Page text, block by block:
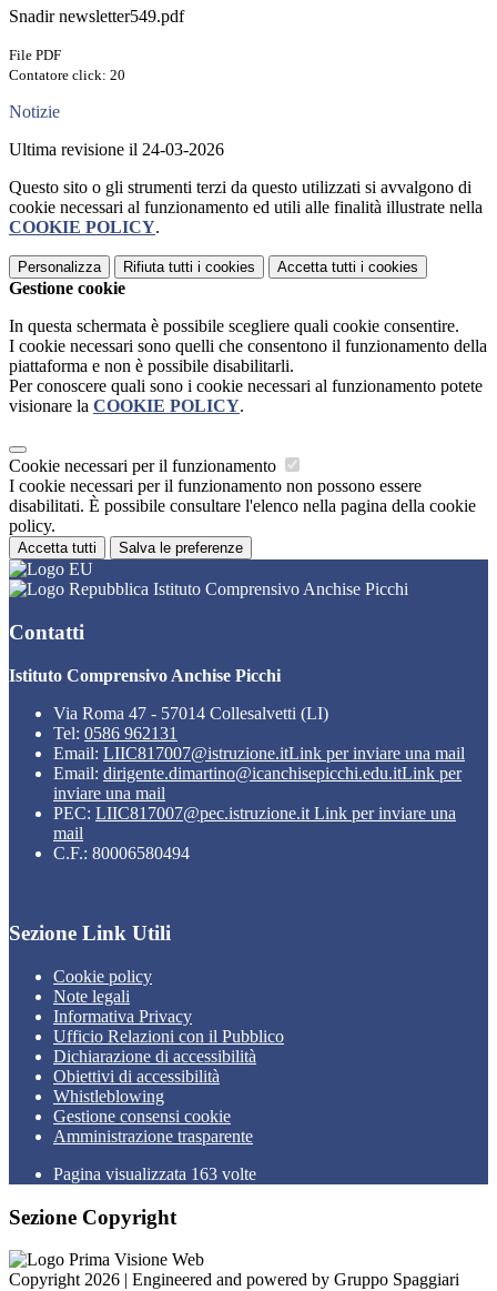
Snadir newsletter549.pdf
File PDF
Contatore click: 20
Notizie
Ultima revisione il 24-03-2026
Questo sito o gli strumenti terzi da questo utilizzati si avvalgono di
cookie necessari al funzionamento ed utili alle finalità illustrate nella
COOKIE POLICY.
Personalizza Rifiuta tutti i cookies Accetta tutti i cookies
Gestione cookie
In questa schermata è possibile scegliere quali cookie consentire.
I cookie necessari sono quelli che consentono il funzionamento della
piattaforma e non è possibile disabilitarli.
Per conoscere quali sono i cookie necessari al funzionamento potete
visionare la COOKIE POLICY.
Cookie necessari per il funzionamento
I cookie necessari per il funzionamento non possono essere
disabilitati. È possibile consultare l'elenco nella pagina della cookie
policy.
Accetta tutti Salva le preferenze
Istituto Comprensivo Anchise Picchi
Contatti
Istituto Comprensivo Anchise Picchi
Via Roma 47 - 57014 Collesalvetti (LI)
Tel: 0586 962131
Email: LIIC817007@istruzione.itLink per inviare una mail
Email: dirigente.dimartino@icanchisepicchi.edu.itLink per
inviare una mail
PEC: LIIC817007@pec.istruzione.it Link per inviare una
mail
C.F.: 80006580494
Sezione Link Utili
Cookie policy
Note legali
Informativa Privacy
Ufficio Relazioni con il Pubblico
Dichiarazione di accessibilità
Obiettivi di accessibilità
Whistleblowing
Gestione consensi cookie
Amministrazione trasparente
Pagina visualizzata 163 volte
Sezione Copyright
Copyright 2026 | Engineered and powered by Gruppo Spaggiari